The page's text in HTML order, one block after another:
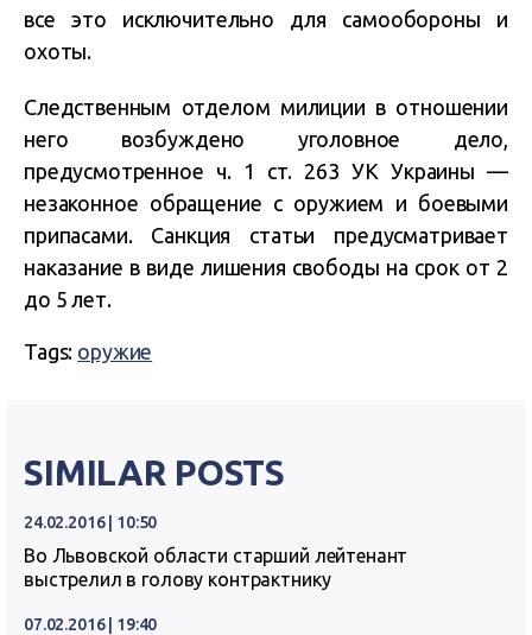
все это исключительно для самообороны и
охоты.
Следственным отделом милиции в отношении
него возбуждено уголовное дело,
предусмотренное ч. 1 ст. 263 УК Украины —
незаконное обращение с оружием и боевыми
припасами. Санкция статьи предусматривает
наказание в виде лишения свободы на срок от 2
до 5 лет.
Tags: оружие
SIMILAR POSTS
24.02.2016 | 10:50
Во Львовской области старший лейтенант
выстрелил в голову контрактнику
07.02.2016 | 19:40